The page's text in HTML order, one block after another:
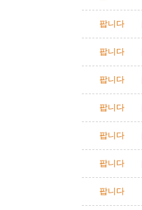
팝니다
팝니다
팝니다
팝니다
팝니다
팝니다
팝니다